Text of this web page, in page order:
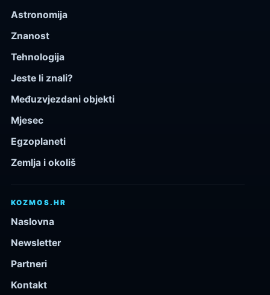
Astronomija
Znanost
Tehnologija
Jeste li znali?
Međuzvjezdani objekti
Mjesec
Egzoplaneti
Zemlja i okoliš
KOZMOS.HR
Naslovna
Newsletter
Partneri
Kontakt